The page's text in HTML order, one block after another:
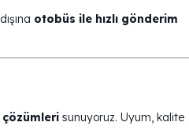
otobüs ile hızlı gönderim
çözümleri sunuyoruz. Uyum, kalite